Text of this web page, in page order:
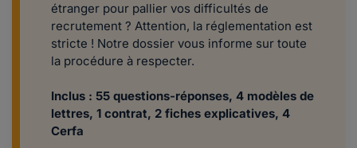
étranger pour pallier vos difficultés de
recrutement ? Attention, la réglementation est
stricte ! Notre dossier vous informe sur toute
la procédure à respecter.
Inclus : 55 questions-réponses, 4 modèles de
lettres, 1 contrat, 2 fiches explicatives, 4
Cerfa